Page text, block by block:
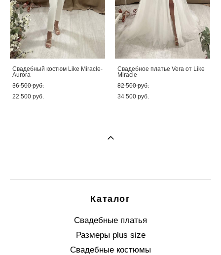
Свадебный костюм Like Miracle-
Aurora
36 500 pуб.
22 500 pуб.
Свадебное платье Vera от Like
Miracle
82 500 pуб.
34 500 pуб.
Каталог
Свадебные платья
Размеры plus size
Свадебные костюмы